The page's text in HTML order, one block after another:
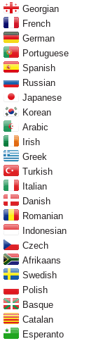
Georgian
French
German
Portuguese
Spanish
Russian
Japanese
Korean
Arabic
Irish
Greek
Turkish
Italian
Danish
Romanian
Indonesian
Czech
Afrikaans
Swedish
Polish
Basque
Catalan
Esperanto